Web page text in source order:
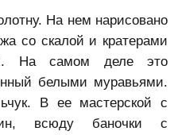
На нем нарисовано
со скалой и кратерами
На самом деле это
белыми муравьями.
В ее мастерской с
всюду баночки с